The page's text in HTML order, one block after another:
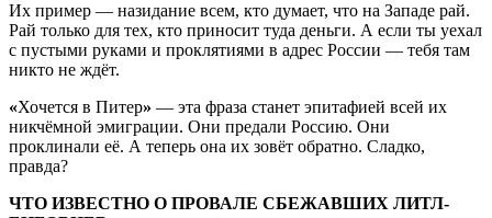
Их пример — назидание всем, кто думает, что на Западе рай.
Рай только для тех, кто приносит туда деньги. А если ты уехал
с пустыми руками и проклятиями в адрес России — тебя там
никто не ждёт.
«Хочется в Питер» — эта фраза станет эпитафией всей их
никчёмной эмиграции. Они предали Россию. Они
проклинали её. А теперь она их зовёт обратно. Сладко,
правда?
ЧТО ИЗВЕСТНО О ПРОВАЛЕ СБЕЖАВШИХ ЛИТЛ-